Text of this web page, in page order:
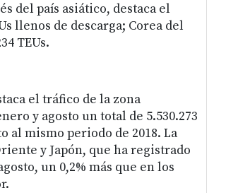
del país asiático, destaca el
llenos de descarga; Corea del
TEUs.
el tráfico de la zona
y agosto un total de 5.530.273
al mismo periodo de 2018. La
y Japón, que ha registrado
un 0,2% más que en los